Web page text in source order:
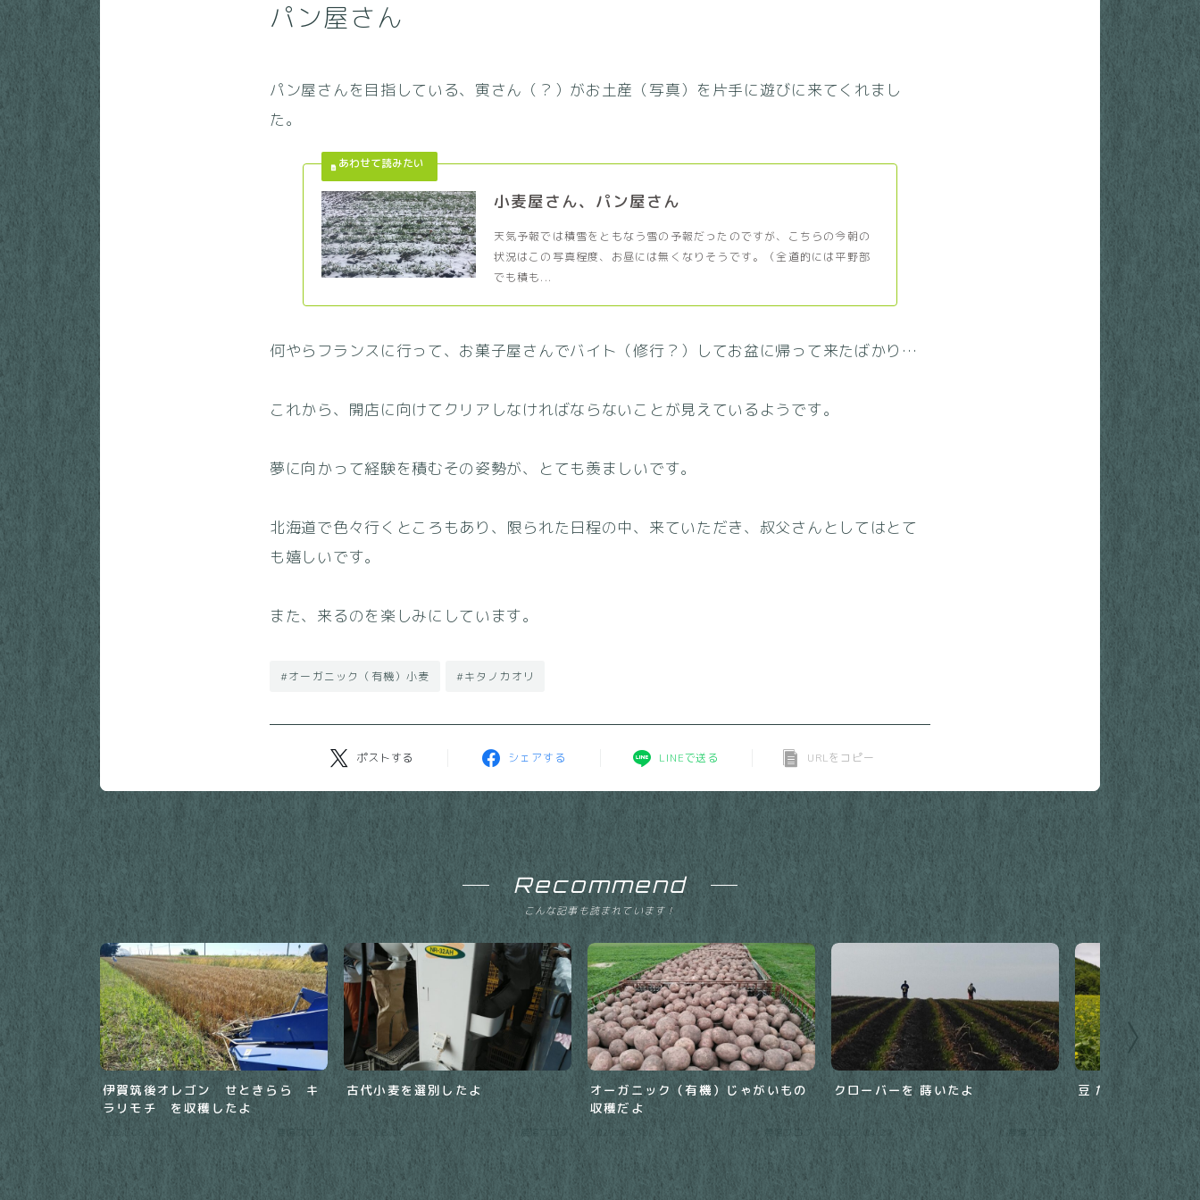
パン屋さん
パン屋さんを目指している、寅さん（？）がお土産（写真）を片手に遊びに来てくれまし
た。
小麦屋さん、パン屋さん
天気予報では積雪をともなう雪の予報だったのですが、こちらの今朝の
状況はこの写真程度、お昼には無くなりそうです。（全道的には平野部
でも積も...
何やらフランスに行って、お菓子屋さんでバイト（修行？）してお盆に帰って来たばかり…
これから、開店に向けてクリアしなければならないことが見えているようです。
夢に向かって経験を積むその姿勢が、とても羨ましいです。
北海道で色々行くところもあり、限られた日程の中、来ていただき、叔父さんとしてはとて
も嬉しいです。
また、来るのを楽しみにしています。
#オーガニック（有機）小麦 #キタノカオリ
ポストする シェアする LINEで送る URLをコピー
Recommend
こんな記事も読まれています！
伊賀筑後オレゴン せときらら キ
ラリモチ を収穫したよ
2021.08.01 農場ブログ
古代小麦を選別したよ
2023.08.09 農場ブログ
オーガニック（有機）じゃがいもの
収穫だよ
2021.09.30 農場ブログ
クローバーを 蒔いたよ
2022.04.27 農場ブログ
豆 だよ